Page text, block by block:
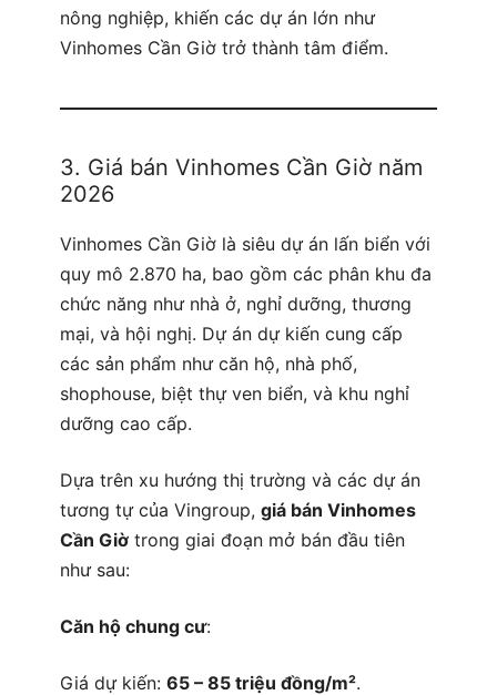
nông nghiệp, khiến các dự án lớn như
Vinhomes Cần Giờ trở thành tâm điểm.
3. Giá bán Vinhomes Cần Giờ năm
2026
Vinhomes Cần Giờ là siêu dự án lấn biển với
quy mô 2.870 ha, bao gồm các phân khu đa
chức năng như nhà ở, nghỉ dưỡng, thương
mại, và hội nghị. Dự án dự kiến cung cấp
các sản phẩm như căn hộ, nhà phố,
shophouse, biệt thự ven biển, và khu nghỉ
dưỡng cao cấp.
Dựa trên xu hướng thị trường và các dự án
tương tự của Vingroup, giá bán Vinhomes
Cần Giờ trong giai đoạn mở bán đầu tiên
như sau:
Căn hộ chung cư:
Giá dự kiến: 65 – 85 triệu đồng/m².